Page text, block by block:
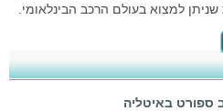
שניתן למצוא בעולם הרכב הבינלאומי.
ספורט באיטליה